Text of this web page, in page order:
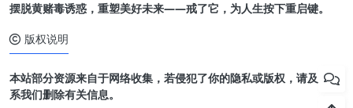
摆脱黄赌毒诱惑，重塑美好未来——戒了它，为人生按下重启键。
版权说明
本站部分资源来自于网络收集，若侵犯了你的隐私或版权，请及时联
系我们删除有关信息。